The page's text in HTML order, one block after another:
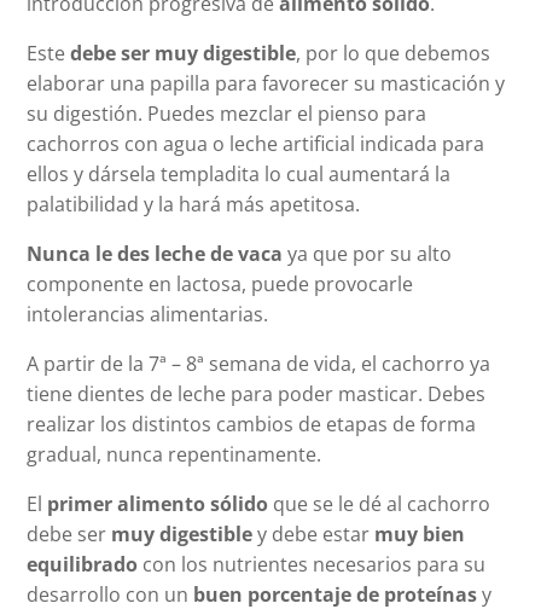
Estedebe ser muy digestible, por lo que debemos
elaborar una papilla para favorecer su masticación y
su digestión. Puedes mezclar el pienso para
cachorros con agua o leche artificial indicada para
ellos y dársela templadita lo cual aumentará la
palatibilidad y la hará más apetitosa.
Nunca le des leche de vaca ya que por su alto
componente en lactosa, puede provocarle
intolerancias alimentarias.
A partir de la 7ª – 8ª semana de vida, el cachorro ya
tiene dientes de leche para poder masticar. Debes
realizar los distintos cambios de etapas de forma
gradual, nunca repentinamente.
El primer alimento sólido que se le dé al cachorro
debe ser muy digestibley debe estar muy bien
equilibrado con los nutrientes necesarios para su
desarrollo con un buen porcentaje de proteínasy